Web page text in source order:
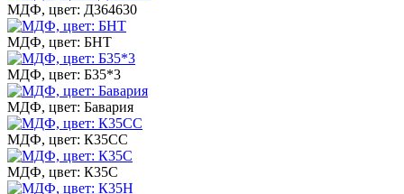
МДФ, цвет: Д364630
МДФ, цвет: БНТ
МДФ, цвет: Б35*3
МДФ, цвет: Бавария
МДФ, цвет: К35СС
МДФ, цвет: К35С